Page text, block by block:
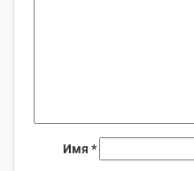
Имя *